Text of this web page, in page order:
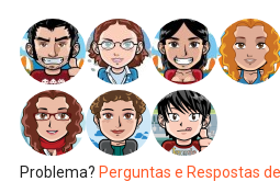
Problema? Perguntas e Respostas